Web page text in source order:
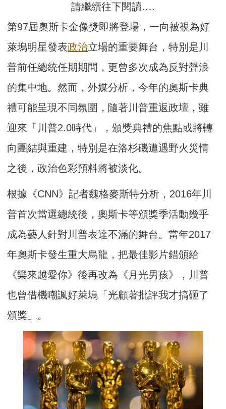
請繼續往下閱讀….
第97屆奧斯卡金像獎即將登場，一向被視為好
萊塢明星發表政治立場的重要舞台，特別是川
普前任總統任期期間，更曾多次成為反對聲浪
的集中地。然而，外媒分析，今年的奧斯卡典
禮可能呈現不同氛圍，隨著川普重返政壇，雖
迎來「川普2.0時代」，頒獎典禮的焦點或將轉
向團結與重建，特別是在洛杉磯遭遇野火災情
之後，政治色彩預料將被淡化。
根據《CNN》記者魏格麥斯特分析，2016年川
普首次當選總統後，奧斯卡等頒獎季活動幾乎
成為藝人針對川普表達不滿的舞台。當年2017
年奧斯卡發生重大烏龍，把最佳影片錯頒給
《樂來越愛你》後再改為《月光男孩》，川普
也曾借機嘲諷好萊塢「光顧著批評我才搞砸了
頒獎」。